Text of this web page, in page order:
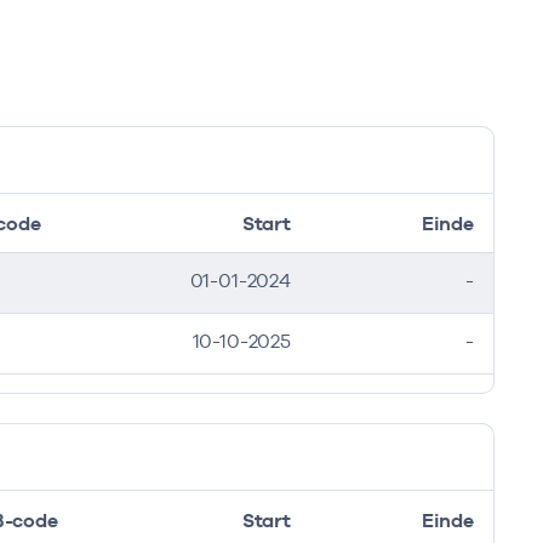
Start Einde
01-01-2024 -
10-10-2025 -
code Start Einde